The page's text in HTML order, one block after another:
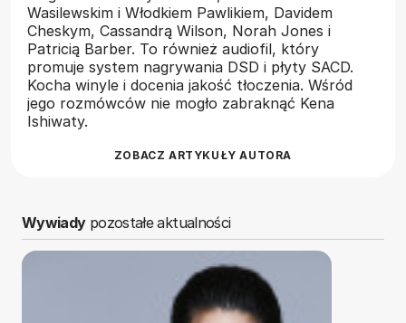
Wasilewskim i Włodkiem Pawlikiem, Davidem
Cheskym, Cassandrą Wilson, Norah Jones i
Patricią Barber. To również audiofil, który
promuje system nagrywania DSD i płyty SACD.
Kocha winyle i docenia jakość tłoczenia. Wśród
jego rozmówców nie mogło zabraknąć Kena
Ishiwaty.
ZOBACZ ARTYKUŁY AUTORA
Wywiadypozostałe aktualności